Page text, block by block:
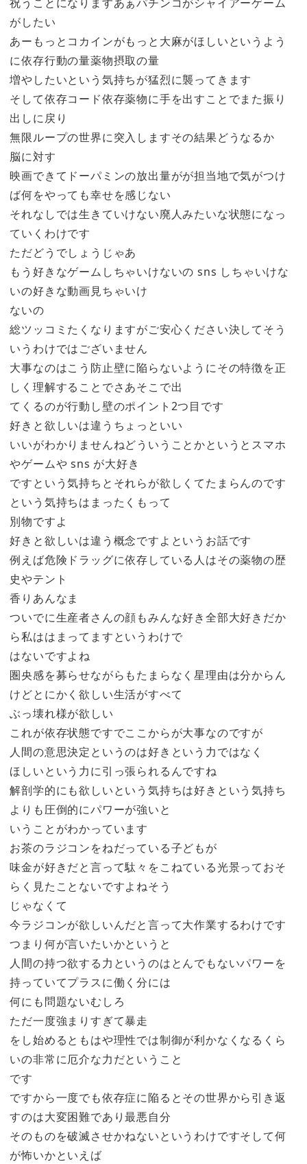
がしたい
あーもっとコカインがもっと大麻がほしいというよう
に依存行動の量薬物摂取の量
増やしたいという気持ちが猛烈に襲ってきます
そして依存コード依存薬物に手を出すことでまた振り
出しに戻り
無限ループの世界に突入しますその結果どうなるか
脳に対す
映画できてドーパミンの放出量がが担当地で気がつけ
ば何をやっても幸せを感じない
それなしでは生きていけない廃人みたいな状態になっ
ていくわけです
ただどうでしょうじゃあ
もう好きなゲームしちゃいけないの sns しちゃいけな
いの好きな動画見ちゃいけ
ないの
総ツッコミたくなりますがご安心ください決してそう
いうわけではございません
大事なのはこう防止壁に陥らないようにその特徴を正
しく理解することでさあそこで出
てくるのが行動し壁のポイント2つ目です
好きと欲しいは違うちょっといい
いいがわかりませんねどういうことかというとスマホ
やゲームや sns が大好き
ですという気持ちとそれらが欲しくてたまらんのです
という気持ちはまったくもって
別物ですよ
好きと欲しいは違う概念ですよというお話です
例えば危険ドラッグに依存している人はその薬物の歴
史やテント
香りあんなま
ついでに生産者さんの顔もみんな好き全部大好きだか
ら私ははまってますというわけで
はないですよね
圏央感を募らせながらもたまらなく星理由は分からん
けどとにかく欲しい生活がすべて
ぶっ壊れ様が欲しい
これが依存状態ですでここからが大事なのですが
人間の意思決定というのは好きという力ではなく
ほしいという力に引っ張られるんですね
解剖学的にも欲しいという気持ちは好きという気持ち
よりも圧倒的にパワーが強いと
いうことがわかっています
お茶のラジコンをねだっている子どもが
味金が好きだと言って駄々をこねている光景っておそ
らく見たことないですよねそう
じゃなくて
今ラジコンが欲しいんだと言って大作業するわけです
つまり何が言いたいかというと
人間の持つ欲する力というのはとんでもないパワーを
持っていてプラスに働く分には
何にも問題ないむしろ
ただ一度強まりすぎて暴走
をし始めるともはや理性では制御が利かなくなるくら
いの非常に厄介な力だということ
です
ですから一度でも依存症に陥るとその世界から引き返
すのは大変困難であり最悪自分
そのものを破滅させかねないというわけですそして何
が怖いかといえば